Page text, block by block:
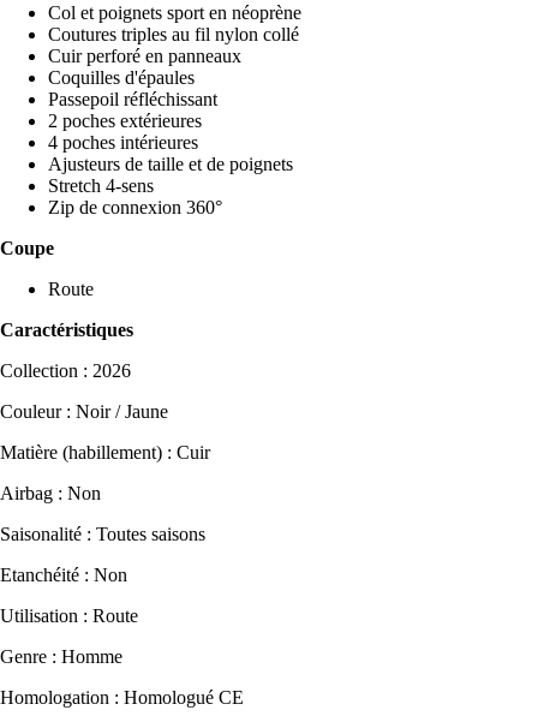
Col et poignets sport en néoprène
Coutures triples au fil nylon collé
Cuir perforé en panneaux
Coquilles d'épaules
Passepoil réfléchissant
2 poches extérieures
4 poches intérieures
Ajusteurs de taille et de poignets
Stretch 4-sens
Zip de connexion 360°
Coupe
Route
Caractéristiques
Collection : 2026
Couleur : Noir / Jaune
Matière (habillement) : Cuir
Airbag : Non
Saisonalité : Toutes saisons
Etanchéité : Non
Utilisation : Route
Genre : Homme
Homologation : Homologué CE